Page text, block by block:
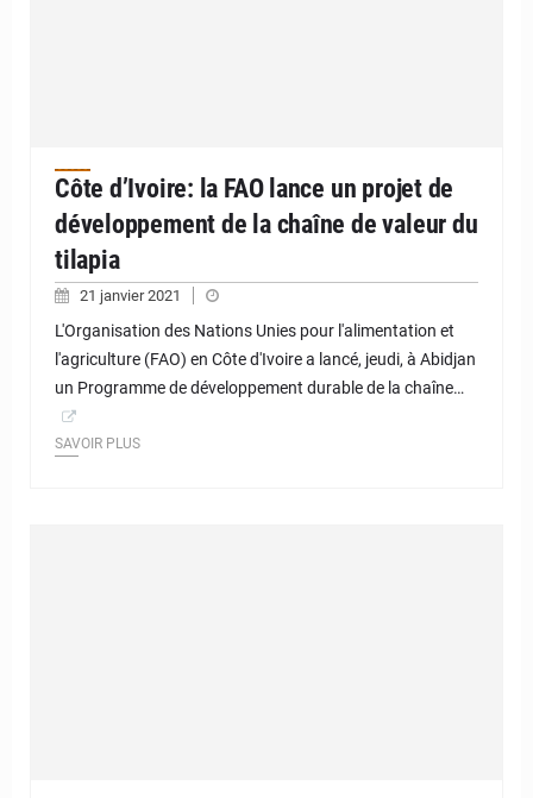
Côte d’Ivoire: la FAO lance un projet de
développement de la chaîne de valeur du
tilapia
21 janvier 2021
L'Organisation des Nations Unies pour l'alimentation et
l'agriculture (FAO) en Côte d'Ivoire a lancé, jeudi, à Abidjan
un Programme de développement durable de la chaîne…
SAVOIR PLUS